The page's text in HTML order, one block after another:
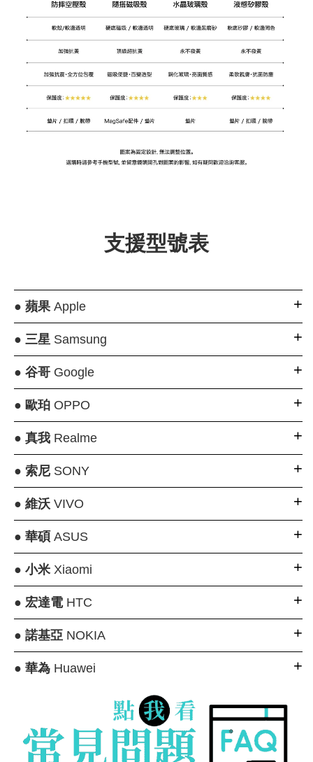
支援型號表
● 蘋果Apple
● 三星Samsung
● 谷哥Google
● 歐珀OPPO
● 真我Realme
● 索尼SONY
● 維沃VIVO
● 華碩 ASUS
● 小米Xiaomi
● 宏達電HTC
● 諾基亞NOKIA
● 華為Huawei